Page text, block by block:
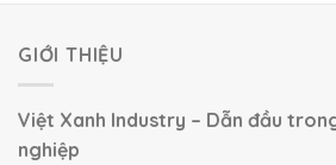
GIỚI THIỆU
Việt Xanh Industry – Dẫn đầu
nghiệp